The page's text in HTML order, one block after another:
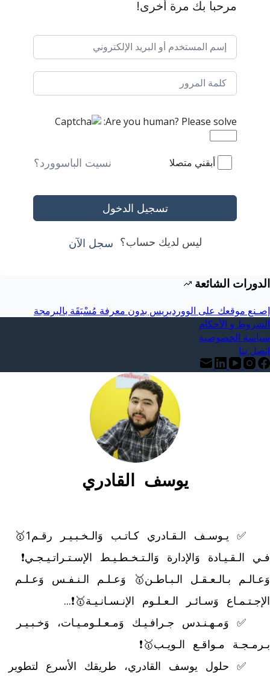
مرحبا بك مرة أخرى!
Are you human? Please solve:
أبقني متصلا نسيت الباسوورد؟
تسجيل الدخول
ليس لديك حساب؟ سجل الآن
الدورات الشائعة
إصـنع موقعك على الووردبرِيس بدون معرفة مُسْبَقَة بالبرمجة
الشروط و الأحكام
سياسة الخصوصية
إتصل بنا
يوسف القادري